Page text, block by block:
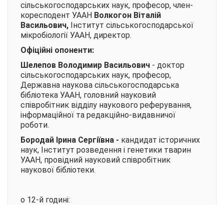
сільськогосподарських наук, професор, член-
коресподент УААН Волкогон Віталій
Васильович, Інститут сільськогосподарської
мікробіології УААН, директор.
Офіційні опоненти:
Шелепов Володимир Васильович - доктор
сільськогосподарських наук, професор,
Державна наукова сільськогосподарська
бібліотека УААН, головний науковий
співробітник відділу наукового реферування,
інформаційної та редакційно-видавничої
роботи.
Бородай Ірина Сергіївна - кандидат історичних
наук, Інститут розведення і генетики тварин
УААН, провідний науковий співробітник
наукової бібліотеки.
о 12-й годині: